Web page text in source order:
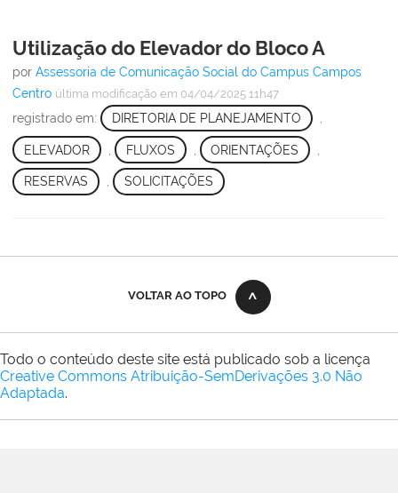
Utilização do Elevador do Bloco A
por Assessoria de Comunicação Social do Campus Campos
Centro última modificação em 04/04/2025 11h47
registrado em: DIRETORIA DE PLANEJAMENTO
ELEVADOR FLUXOS ORIENTAÇÕES
RESERVAS , SOLICITAÇÕES
VOLTAR AO TOPO
Todo o conteúdo deste site está publicado sob a licença
Creative Commons Atribuição-SemDerivações 3.0 Não
Adaptada.